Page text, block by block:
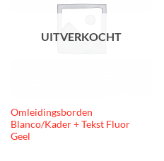
UITVERKOCHT
Omleidingsborden
Blanco/Kader + Tekst Fluor
Geel